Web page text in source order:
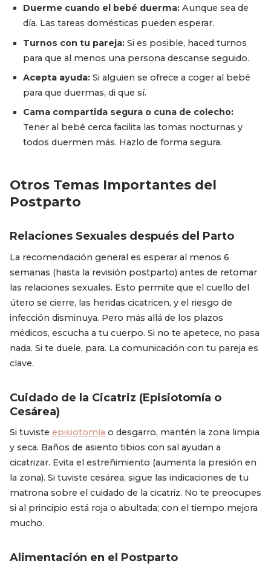
Duerme cuando el bebé duerma:Aunque sea de
día. Las tareas domésticas pueden esperar.
Turnos con tu pareja:Si es posible, haced turnos
para que al menos una persona descanse seguido.
Acepta ayuda:Si alguien se ofrece a coger al bebé
para que duermas, di que sí.
Cama compartida segura o cuna de colecho:
Tener al bebé cerca facilita las tomas nocturnas y
todos duermen más. Hazlo de forma segura.
Otros Temas Importantes del
Postparto
Relaciones Sexuales después del Parto
La recomendación general es esperar al menos 6
semanas (hasta la revisión postparto) antes de retomar
las relaciones sexuales. Esto permite que el cuello del
útero se cierre, las heridas cicatricen, y el riesgo de
infección disminuya. Pero más allá de los plazos
médicos, escucha a tu cuerpo. Si no te apetece, no pasa
nada. Si te duele, para. La comunicación con tu pareja es
clave.
Cuidado de la Cicatriz (Episiotomía o
Cesárea)
Si tuviste episiotomía o desgarro, mantén la zona limpia
y seca. Baños de asiento tibios con sal ayudan a
cicatrizar. Evita el estreñimiento (aumenta la presión en
la zona). Si tuviste cesárea, sigue las indicaciones de tu
matrona sobre el cuidado de la cicatriz. No te preocupes
si al principio está roja o abultada; con el tiempo mejora
mucho.
Alimentación en el Postparto